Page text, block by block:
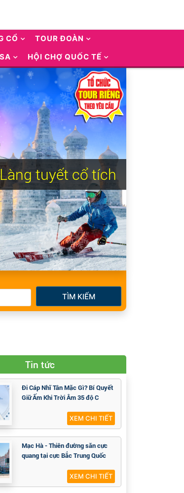
CỔ
TOUR ĐOÀN
HỘI CHỢ QUỐC TẾ
tuyết cổ tích
TÌM KIẾM
Tin tức
Đi Cáp Nhĩ Tân Mặc Gì? Bí Quyết
Giữ Ấm Khi Trời Âm 35 độ C
XEM CHI TIẾT
Mạc Hà - Thiên đường săn cực
quang tại cực Bắc Trung Quốc
XEM CHI TIẾT